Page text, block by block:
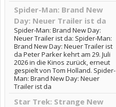
Spider-Man: Brand New
Day: Neuer Trailer ist da
Spider-Man: Brand New Day:
Neuer Trailer ist da: Spider-Man:
Brand New Day: Neuer Trailer ist
da Peter Parker kehrt am 29. Juli
2026 in die Kinos zurück, erneut
gespielt von Tom Holland. Spider-
Man: Brand New Day: Neuer
Trailer ist da
Star Trek: Strange New